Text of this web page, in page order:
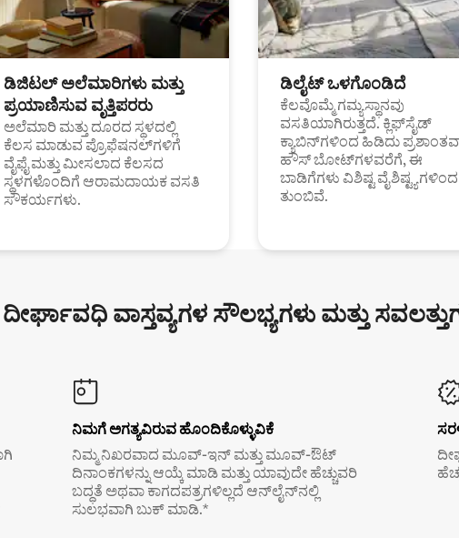
ಡಿಜಿಟಲ್ ಅಲೆಮಾರಿಗಳು ಮತ್ತು
ಪ್ರಯಾಣಿಸುವ ವೃತ್ತಿಪರರು
ಅಲೆಮಾರಿ ಮತ್ತು ದೂರದ ಸ್ಥಳದಲ್ಲಿ
ಕೆಲಸ ಮಾಡುವ ಪ್ರೊಫೆಷನಲ್‌ಗಳಿಗೆ
ವೈಫೈ ಮತ್ತು ಮೀಸಲಾದ ಕೆಲಸದ
ಸ್ಥಳಗಳೊಂದಿಗೆ ಆರಾಮದಾಯಕ ವಸತಿ
ಸೌಕರ್ಯಗಳು.
ಡಿಲೈಟ್ ಒಳಗೊಂಡಿದೆ
ಕೆಲವೊಮ್ಮೆ ಗಮ್ಯಸ್ಥಾನವು
ವಸತಿಯಾಗಿರುತ್ತದೆ. ಕ್ಲಿಫ್‌ಸೈಡ್
ಕ್ಯಾಬಿನ್‌ಗಳಿಂದ ಹಿಡಿದು
ಹೌಸ್ ಬೋಟ್‌ಗಳವರೆಗೆ, ಈ
ಬಾಡಿಗೆಗಳು ವಿಶಿಷ್ಟ ವೈಶಿಷ್ಟ್ಯಗಳಿಂದ
ತುಂಬಿವೆ.
ದೀರ್ಘಾವಧಿ ವಾಸ್ತವ್ಯಗಳ ಸೌಲಭ್ಯಗಳು ಮತ್ತು
ನಿಮಗೆ ಅಗತ್ಯವಿರುವ ಹೊಂದಿಕೊಳ್ಳುವಿಕೆ
ನಿಮ್ಮ ನಿಖರವಾದ ಮೂವ್-ಇನ್ ಮತ್ತು ಮೂವ್-ಔಟ್
ದಿನಾಂಕಗಳನ್ನು ಆಯ್ಕೆ ಮಾಡಿ ಮತ್ತು ಯಾವುದೇ ಹೆಚ್ಚುವರಿ
ಬದ್ಧತೆ ಅಥವಾ ಕಾಗದಪತ್ರಗಳಿಲ್ಲದೆ ಆನ್‌ಲೈನ್‌ನಲ್ಲಿ
ಸುಲಭವಾಗಿ ಬುಕ್ ಮಾಡಿ.*